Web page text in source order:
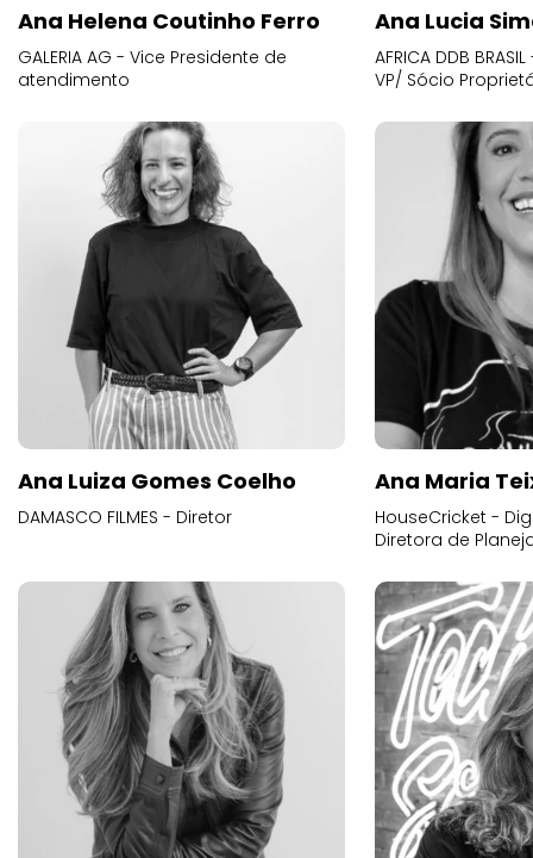
Ana Helena Coutinho Ferro
GALERIA AG - Vice Presidente de
atendimento
Ana Lucia
AFRICA DDB
VP/ Sócio
Ana Luiza Gomes Coelho
DAMASCO FILMES - Diretor
Ana Maria
HouseCricket -
Diretora de